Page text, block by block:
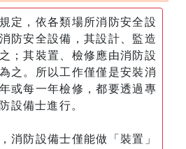
定，依各類場所消防安全設
防安全設備，其設計、監造
；其裝置、檢修應由消防設
之。所以工作僅僅是安裝消
或每一年檢修，都要透過專
設備士進行。
消防設備士僅能做「裝置」